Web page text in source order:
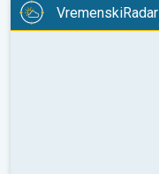
VremenskiRadar